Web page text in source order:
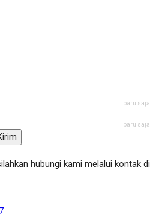
baru saja
baru saja
hubungi kami melalui kontak di